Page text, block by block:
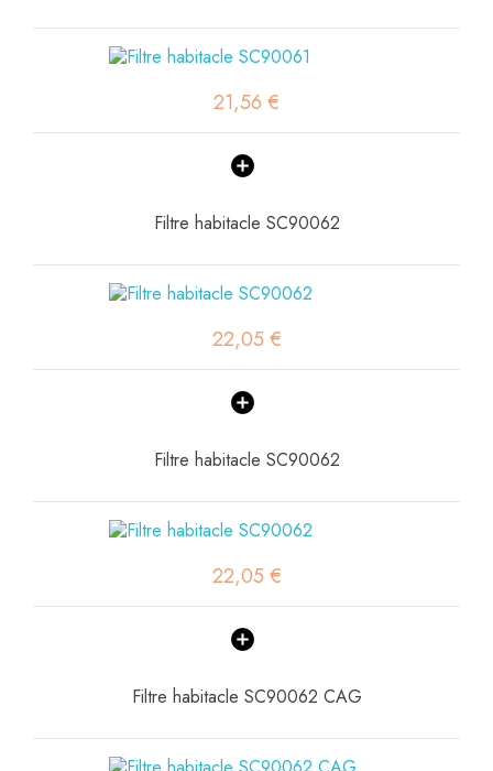
21,56 €
Filtre habitacle SC90062
22,05 €
Filtre habitacle SC90062
22,05 €
Filtre habitacle SC90062 CAG